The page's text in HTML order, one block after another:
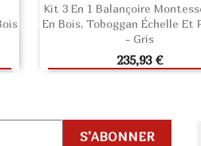
Kit 3 En 1 Balançoire
En Bois, Toboggan Échelle Et
- Gris
Prix
235,93 €
AJOUTER AU